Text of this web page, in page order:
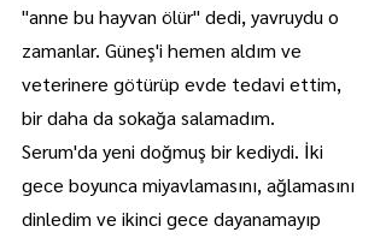
"anne bu hayvan ölür" dedi, yavruydu o
zamanlar. Güneş'i hemen aldım ve
veterinere götürüp evde tedavi ettim,
bir daha da sokağa salamadım.
Serum'da yeni doğmuş bir kediydi. İki
gece boyunca miyavlamasını, ağlamasını
dinledim ve ikinci gece dayanamayıp